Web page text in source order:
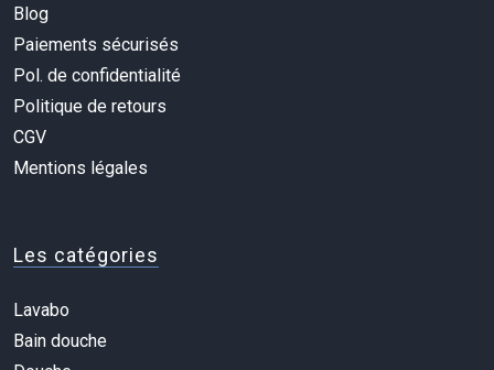
Blog
Paiements sécurisés
Pol. de confidentialité
Politique de retours
CGV
Mentions légales
Les catégories
Lavabo
Bain douche